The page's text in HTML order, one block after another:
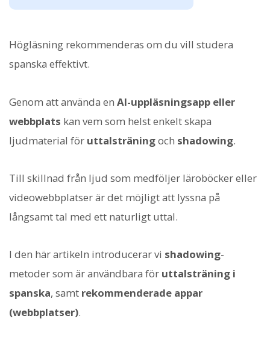
Högläsning rekommenderas om du vill studera
spanska effektivt.
Genom att använda en AI-uppläsningsapp eller
webbplats kan vem som helst enkelt skapa
ljudmaterial för uttalsträningoch shadowing.
Till skillnad från ljud som medföljer läroböcker eller
videowebbplatser är det möjligt att lyssna på
långsamt tal med ett naturligt uttal.
I den här artikeln introducerar vi shadowing-
metoder som är användbara för uttalsträning i
spanska, samt rekommenderade appar
(webbplatser).